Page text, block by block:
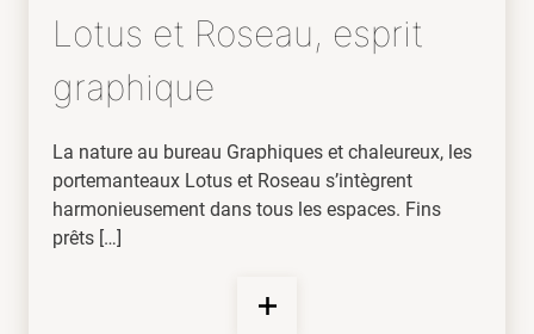
Lotus et Roseau, esprit
graphique
La nature au bureau Graphiques et chaleureux, les
portemanteaux Lotus et Roseau s’intègrent
harmonieusement dans tous les espaces. Fins
prêts […]